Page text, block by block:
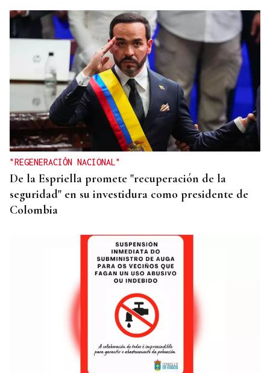
GANADORAS
Título de dobles para las hermanas Jorge en el
Cidade de Ourense sin necesidad de final
"REGENERACIÓN NACIONAL"
De la Espriella promete "recuperación de la
seguridad" en su investidura como presidente de
Colombia